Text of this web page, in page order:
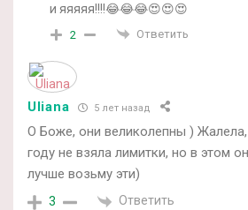
и яяяяя!!!!😂😂😂😍😍😍
2 Ответить
Uliana 5 лет назад
О Боже, они великолепны )
году не взяла лимитки, но в этом
лучше возьму эти)
3 Ответить